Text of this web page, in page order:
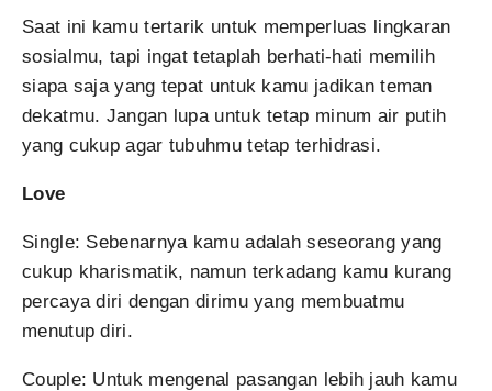
Saat ini kamu tertarik untuk memperluas lingkaran
sosialmu, tapi ingat tetaplah berhati-hati memilih
siapa saja yang tepat untuk kamu jadikan teman
dekatmu. Jangan lupa untuk tetap minum air putih
yang cukup agar tubuhmu tetap terhidrasi.
Love
Single: Sebenarnya kamu adalah seseorang yang
cukup kharismatik, namun terkadang kamu kurang
percaya diri dengan dirimu yang membuatmu
menutup diri.
Couple: Untuk mengenal pasangan lebih jauh kamu